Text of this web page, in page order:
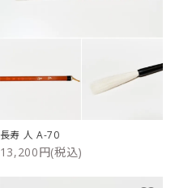
長寿 人 A-70
13,200円(税込)